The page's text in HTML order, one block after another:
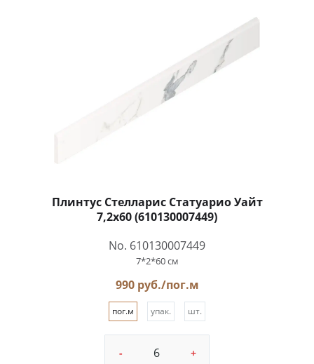
Плинтус Стелларис Статуарио Уайт
7,2x60 (610130007449)
No. 610130007449
7*2*60 см
990 руб./пог.м
пог.м упак. шт.
- +